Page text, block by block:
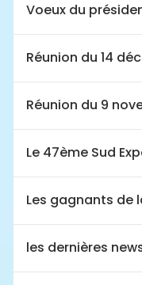
Voeux du
Réunion du 14
Réunion du 9
Le 47ème Sud
Les gagnants de
les dernières